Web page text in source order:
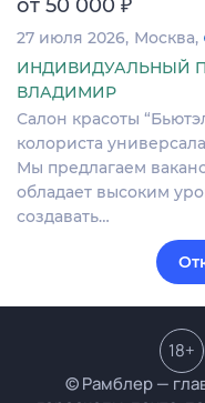
от 50 000
27 июля 2026 Москва
ИНДИВИДУАЛЬНЫЙ
ВЛАДИМИР
Салон красоты
колориста
Мы предлагаем
обладает высоким
создавать…
© Рамблер —
18+